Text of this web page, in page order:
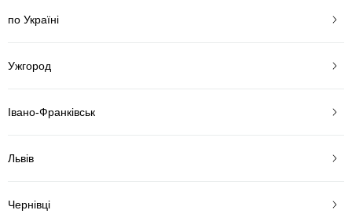
по Україні
Ужгород
Івано-Франківськ
Львів
Чернівці